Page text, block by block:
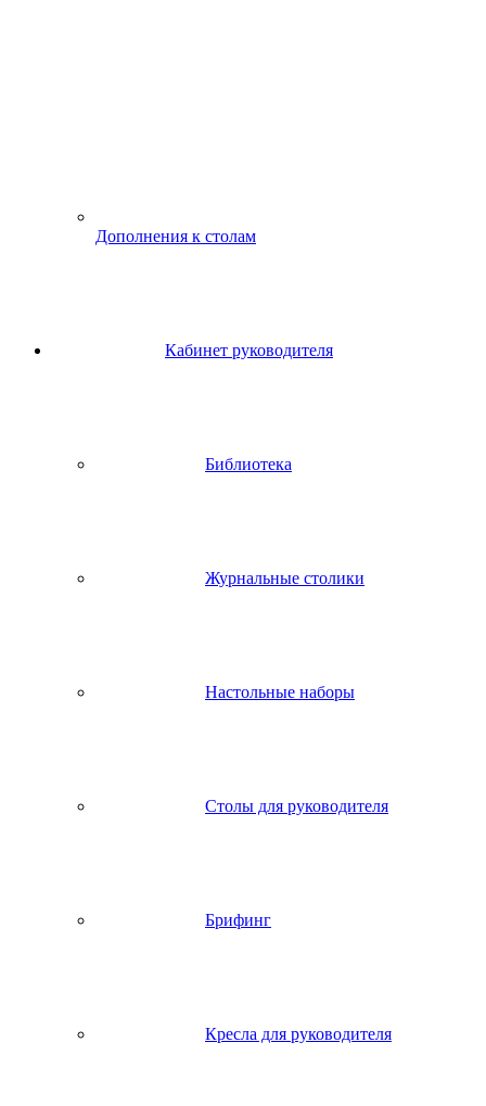
Дополнения к столам
Кабинет руководителя
Библиотека
Журнальные столики
Настольные наборы
Столы для руководителя
Брифинг
Кресла для руководителя